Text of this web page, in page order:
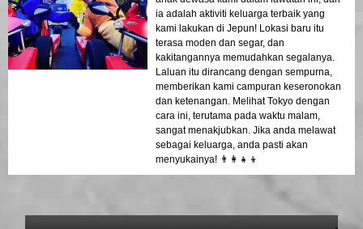
ia adalah aktiviti keluarga terbaik yang
kami lakukan di Jepun! Lokasi baru itu
terasa moden dan segar, dan
kakitangannya memudahkan segalanya.
Laluan itu dirancang dengan sempurna,
memberikan kami campuran keseronokan
dan ketenangan. Melihat Tokyo dengan
cara ini, terutama pada waktu malam,
sangat menakjubkan. Jika anda melawat
sebagai keluarga, anda pasti akan
menyukainya! 👨‍👩‍👧‍👦